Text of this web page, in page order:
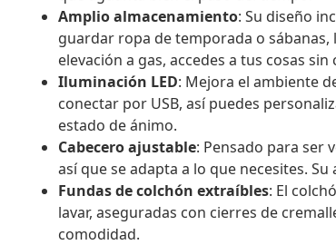
Amplio almacenamiento: Su diseño
guardar ropa de temporada o
elevación a gas, accedes a tus cosas
Iluminación LED: Mejora el ambiente
conectar por USB, así puedes
estado de ánimo.
Cabecero ajustable: Pensado para ser
así que se adapta a lo que necesites.
Fundas de colchón extraíbles: El
lavar, aseguradas con cierres de
comodidad.